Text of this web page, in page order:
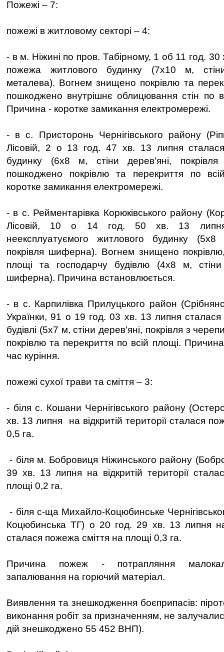
Пожежі – 7:
пожежі в житловому секторі – 4:
- в м. Ніжині по пров. Табірному, 1 об 11 год.
пожежа житлового будинку (7х10 м, стіни
металева). Вогнем знищено покрівлю та
пошкоджено внутрішнє облицювання стін по
Причина - коротке замикання електромережі.
- в с. Присторонь Чернігівського району
Лісовій, 2 о 13 год. 47 хв. 13 липня
будинку (6х8 м, стіни дерев'яні,
пошкоджено покрівлю та перекриття по
коротке замикання електромережі.
- в с. Рейментарівка Корюківського району
Лісовій, 10 о 14 год. 50 хв. 13
неексплуатуємого житлового будинку
покрівля шиферна). Вогнем знищено
площі та господарчу будівлю (4х8 м, стіни
шиферна). Причина встановлюється.
- в с. Карпилівка Прилуцького район
Українки, 91 о 19 год. 03 хв. 13 липня
будівлі (5х7 м, стіни дерев'яні, покрівля з
покрівлю та перекриття по всій площі.
час куріння.
пожежі сухої трави та сміття – 3:
- біля с. Кошани Чернігівського району
хв. 13 липня на відкритій території сталася
0,5 га.
- біля м. Бобровиця Ніжинського району
39 хв. 13 липня на відкритій території
площі 0,2 га.
- біля с-ща Михайло-Коцюбинське
Коцюбинська ТГ) о 20 год. 29 хв. 13 липня на
сталася пожежа сміття на площі 0,3 га.
Причина пожеж - потрапляння
запалювання на горючий матеріал.
Виявлення та знешкодження боєприпасів:
виконання робіт за призначенням, не
дій знешкоджено 55 452 ВНП).